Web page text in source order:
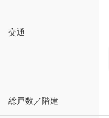
交通
総戸数／階建